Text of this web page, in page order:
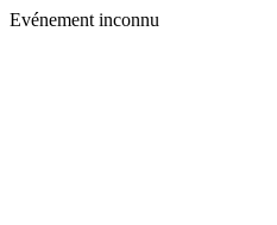
Evénement inconnu